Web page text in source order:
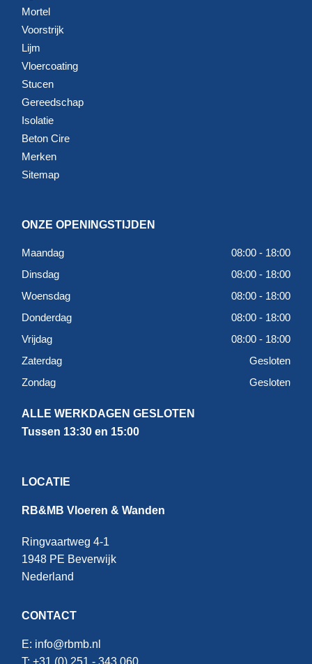
Mortel
Voorstrijk
Lijm
Vloercoating
Stucen
Gereedschap
Isolatie
Beton Cire
Merken
Sitemap
ONZE OPENINGSTIJDEN
Maandag
08:00 - 18:00
Dinsdag
08:00 - 18:00
Woensdag
08:00 - 18:00
Donderdag
08:00 - 18:00
Vrijdag
08:00 - 18:00
Zaterdag
Gesloten
Zondag
Gesloten
ALLE WERKDAGEN GESLOTEN
Tussen 13:30 en 15:00
LOCATIE
RB&MB Vloeren & Wanden
Ringvaartweg 4-1
1948 PE Beverwijk
Nederland
CONTACT
E: info@rbmb.nl
T: +31 (0) 251 - 343 060